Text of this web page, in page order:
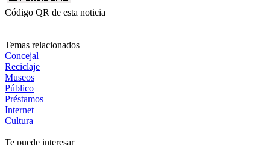
Código QR de esta noticia
Temas relacionados
Concejal
Reciclaje
Museos
Público
Préstamos
Internet
Cultura
Te puede interesar